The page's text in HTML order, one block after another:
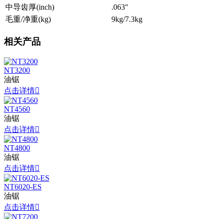
中导齿厚(inch)
.063"
毛重/净重(kg)
9kg/7.3kg
相关产品
NT3200
油锯
点击详情
NT4560
油锯
点击详情
NT4800
油锯
点击详情
NT6020-ES
油锯
点击详情